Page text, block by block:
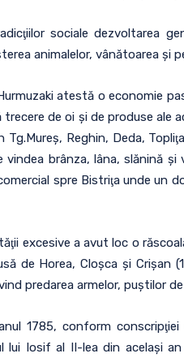
sociale dezvoltarea
animalelor, vânătoarea şi
atestă o economie
de oi şi de produse ale
Tg.Mureş, Reghin, Deda,
vindea brânza, lâna, slănină
spre Bistriţa unde un
excesive a avut loc o
de Horea, Cloşca şi Crişan
predarea armelor, puştilor
1785, conform
lui Iosif al II-lea din acelaşi